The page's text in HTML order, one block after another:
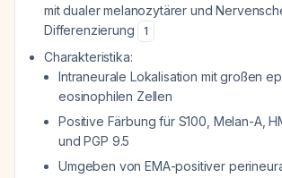
mit dualer melanozytärer und
Differenzierung
1
Charakteristika:
Intraneurale Lokalisation mit großen
eosinophilen Zellen
Positive Färbung für S100, Melan-A,
und PGP 9.5
Umgeben von EMA-positiver